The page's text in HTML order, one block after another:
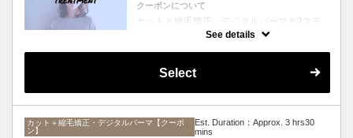
クーポンについて
カットと縮毛矯正、デジタルパーマと2ステ
ップTrのセットメニュー。ボリュームは抑え
グを楽にしたい方にオススメ☆ロング料金な
See details
Select
カット＋縮毛矯正・デジタルパーマ【クーポ
ン】
Est. Duration：Approx. 3 hrs30
mins